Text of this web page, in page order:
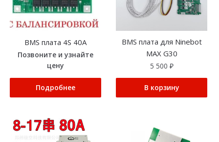
BMS плата 4S 40A
Позвоните и узнайте
цену
Подробнее
BMS плата для Ninebot
MAX G30
5 500 ₽
В корзину